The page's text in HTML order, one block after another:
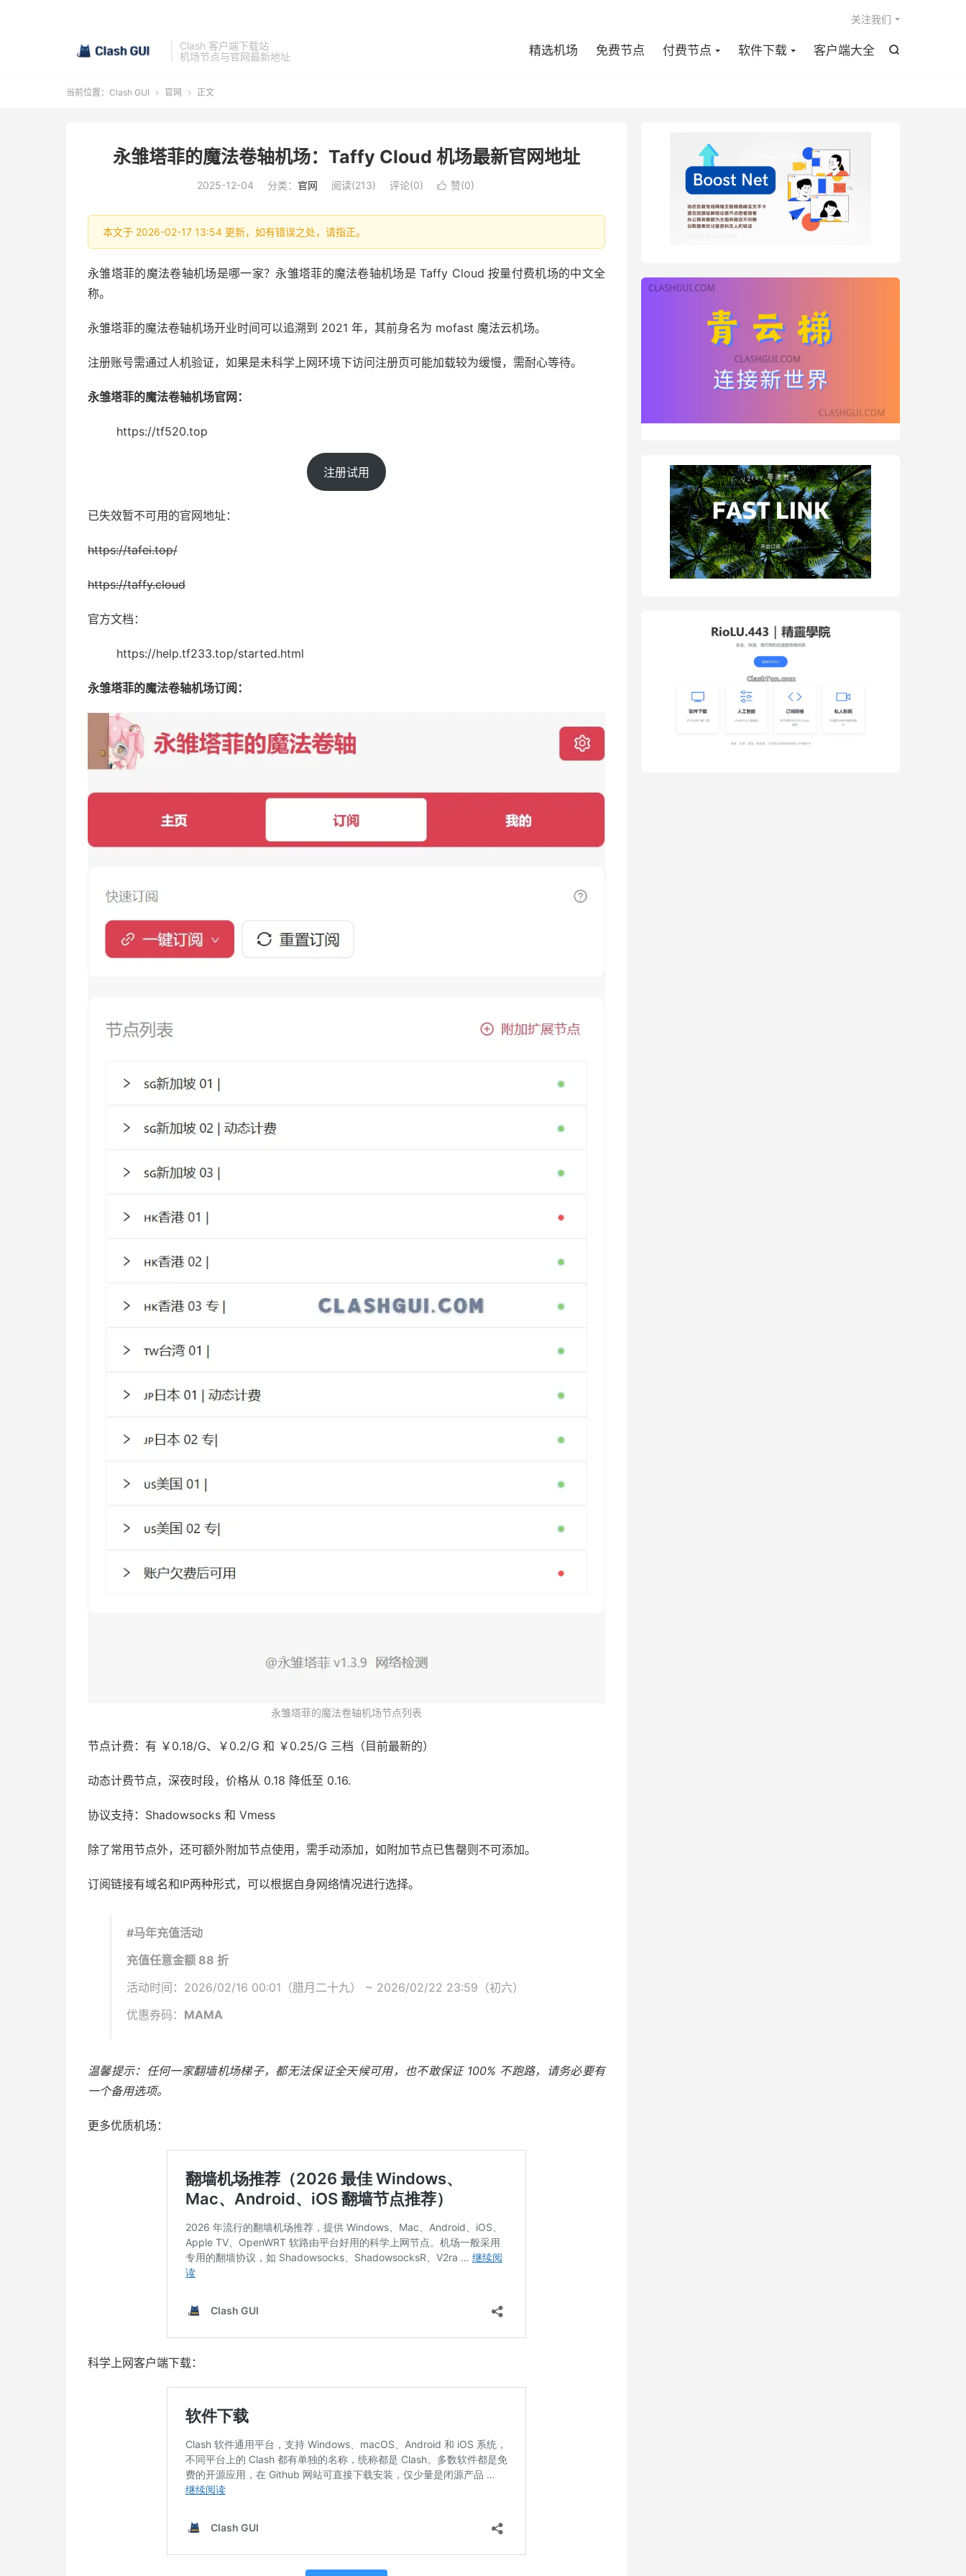
Clash 客户端下载站
机场节点与官网最新地址

精选机场 免费节点 付费节点 软件下载 客户端大全
关注我们
当前位置： Clash GUI  官网  正文
永雏塔菲的魔法卷轴机场：Taffy Cloud 机场最新官网地址
2025-12-04 分类： 官网 阅读(213) 评论(0)  赞(0)
本文于 2026-02-17 13:54 更新，如有错误之处，请指正。
永雏塔菲的魔法卷轴机场是哪一家？永雏塔菲的魔法卷轴机场是 Taffy Cloud 按量付费机场的中文全
称。
永雏塔菲的魔法卷轴机场开业时间可以追溯到 2021 年，其前身名为 mofast 魔法云机场。
注册账号需通过人机验证，如果是未科学上网环境下访问注册页可能加载较为缓慢，需耐心等待。
永雏塔菲的魔法卷轴机场官网：
https://tf520.top
注册试用
已失效暂不可用的官网地址：
https://tafei.top/
https://taffy.cloud
官方文档：
https://help.tf233.top/started.html
永雏塔菲的魔法卷轴机场订阅：
永雏塔菲的魔法卷轴机场节点列表
节点计费：有 ￥0.18/G、￥0.2/G 和 ￥0.25/G 三档（目前最新的）
动态计费节点，深夜时段，价格从 0.18 降低至 0.16.
协议支持：Shadowsocks 和 Vmess
除了常用节点外，还可额外附加节点使用，需手动添加，如附加节点已售罄则不可添加。
订阅链接有域名和IP两种形式，可以根据自身网络情况进行选择。
#马年充值活动
充值任意金额 88 折
活动时间：2026/02/16 00:01（腊月二十九） ~ 2026/02/22 23:59（初六）
优惠券码： MAMA
温馨提示：任何一家翻墙机场梯子，都无法保证全天候可用，也不敢保证 100% 不跑路，请务必要有
一个备用选项。
更多优质机场：
科学上网客户端下载：